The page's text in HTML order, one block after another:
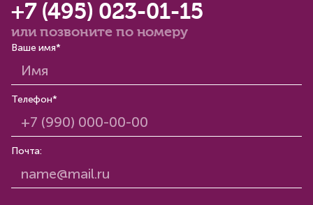
+7 (495) 023-01-15
или позвоните по номеру
Ваше имя*
Телефон*
Почта: